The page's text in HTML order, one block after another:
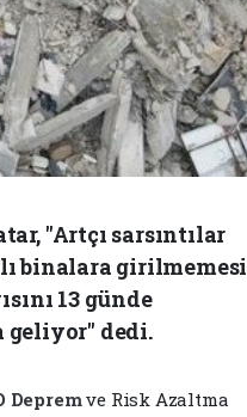
"Artçı sarsıntılar
binalara girilmemesi
13 günde
geliyor" dedi.
Depremve Risk Azaltma